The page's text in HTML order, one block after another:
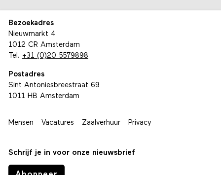
Bezoekadres
Nieuwmarkt 4
1012 CR Amsterdam
Tel. +31 (0)20 5579898
Postadres
Sint Antoniesbreestraat 69
1011 HB Amsterdam
Mensen Vacatures Zaalverhuur Privacy
Schrijf je in voor onze nieuwsbrief